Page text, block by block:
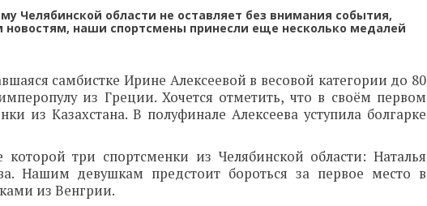
Челябинской области не оставляет без внимания события,
наши спортсмены принесли еще несколько медалей
самбистке Ирине Алексеевой в весовой категории до 80
из Греции. Хочется отметить, что в своём первом
из Казахстана. В полуфинале Алексеева уступила болгарке
три спортсменки из Челябинской области: Наталья
Нашим девушкам предстоит бороться за первое место в
из Венгрии.